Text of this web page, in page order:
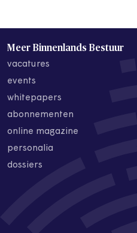
Meer Binnenlands Bestuur
vacatures
events
whitepapers
abonnementen
online magazine
personalia
dossiers